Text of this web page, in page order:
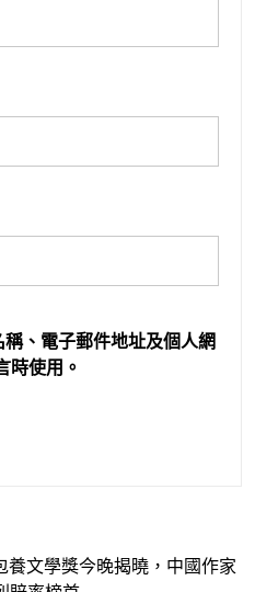
、電子郵件地址及個人網
時使用。
養文學獎今晚揭曉，中國作家